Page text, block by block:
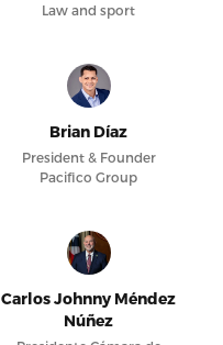
Law and sport
Brian Díaz
President & Founder
Pacifico Group
Carlos Johnny Méndez
Núñez